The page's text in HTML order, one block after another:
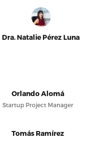
Dra. Natalie Pérez Luna
Orlando Alomá
Startup Project Manager
Tomás Ramírez